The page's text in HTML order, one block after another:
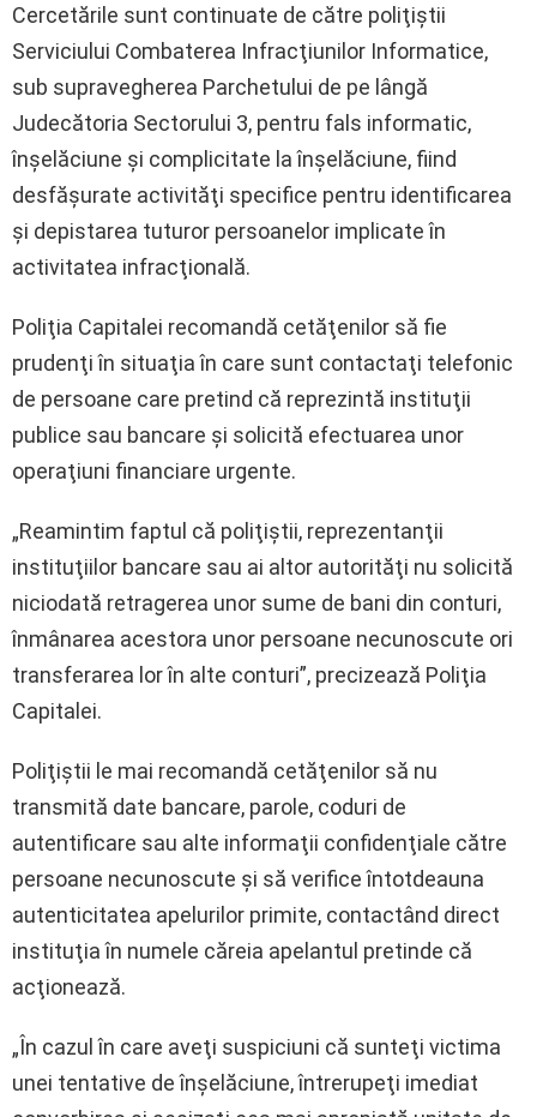
Cercetările sunt continuate de către poliţiştii
Serviciului Combaterea Infracţiunilor Informatice,
sub supravegherea Parchetului de pe lângă
Judecătoria Sectorului 3, pentru fals informatic,
înşelăciune şi complicitate la înşelăciune, fiind
desfăşurate activităţi specifice pentru identificarea
şi depistarea tuturor persoanelor implicate în
activitatea infracţională.
Poliţia Capitalei recomandă cetăţenilor să fie
prudenţi în situaţia în care sunt contactaţi telefonic
de persoane care pretind că reprezintă instituţii
publice sau bancare şi solicită efectuarea unor
operaţiuni financiare urgente.
„Reamintim faptul că poliţiştii, reprezentanţii
instituţiilor bancare sau ai altor autorităţi nu solicită
niciodată retragerea unor sume de bani din conturi,
înmânarea acestora unor persoane necunoscute ori
transferarea lor în alte conturi”, precizează Poliţia
Capitalei.
Poliţiştii le mai recomandă cetăţenilor să nu
transmită date bancare, parole, coduri de
autentificare sau alte informaţii confidenţiale către
persoane necunoscute şi să verifice întotdeauna
autenticitatea apelurilor primite, contactând direct
instituţia în numele căreia apelantul pretinde că
acţionează.
„În cazul în care aveţi suspiciuni că sunteţi victima
unei tentative de înşelăciune, întrerupeţi imediat